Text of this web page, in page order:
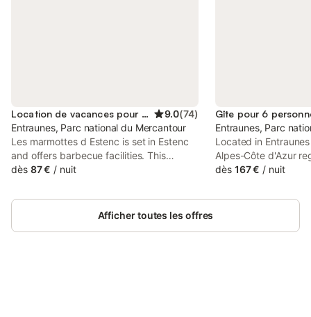
Location de vacances pour 2 personnes 9.0(74)
Entraunes, Parc national du Mercantour
Les marmottes d Estenc is set in Estenc
and offers barbecue facilities. This
property offers access to a terrace, table
The accommodation offers a 24-hour
front desk and luggage storage space
dès 87 € / nuit
Gîte pour 6
Entraunes, Parc
Located in
Alpes-Côte d'Azur
la Cayolle-Estenc
access to a terrace,
dès 167 € / nuit
Afficher toutes les offres